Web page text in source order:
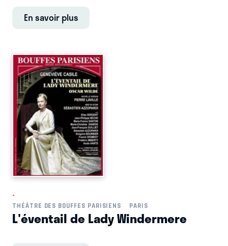
En savoir plus
-
THÉÂTRE DES BOUFFES PARISIENS
PARIS
L'éventail de Lady Windermere